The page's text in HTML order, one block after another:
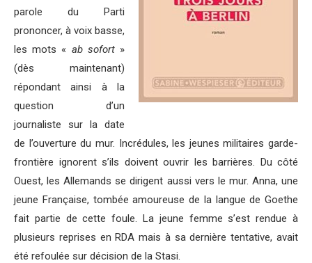
parole du Parti
prononcer, à voix basse,
les mots « ab sofort»
(dès maintenant)
répondant ainsi à la
question d’un
journaliste sur la date
de l’ouverture du mur. Incrédules, les jeunes militaires garde-
frontière ignorent s’ils doivent ouvrir les barrières. Du côté
Ouest, les Allemands se dirigent aussi vers le mur. Anna, une
jeune Française, tombée amoureuse de la langue de Goethe
fait partie de cette foule. La jeune femme s’est rendue à
plusieurs reprises en RDA mais à sa dernière tentative, avait
été refoulée sur décision de la Stasi.